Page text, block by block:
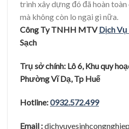
trình xây dựng đó đã hoàn
mà không còn lo ngại gì nữa.
Công Ty TNHH MTVDịch Vụ
Sạch
Trụ sởchính: Lô 6, Khu quy hoạ
Phường VĩDạ, Tp Huê
Hotline:0932.572.499
Email :